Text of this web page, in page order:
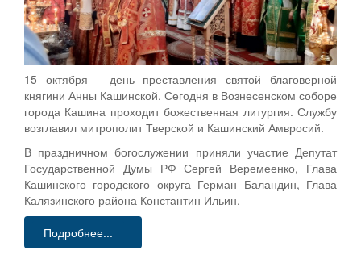
15 октября - день преставления святой благоверной
княгини Анны Кашинской. Сегодня в Вознесенском соборе
города Кашина проходит божественная литургия. Службу
возглавил митрополит Тверской и Кашинский Амвросий.
В праздничном богослужении приняли участие Депутат
Государственной Думы РФ Сергей Веремеенко, Глава
Кашинского городского округа Герман Баландин, Глава
Калязинского района Константин Ильин.
Подробнее...